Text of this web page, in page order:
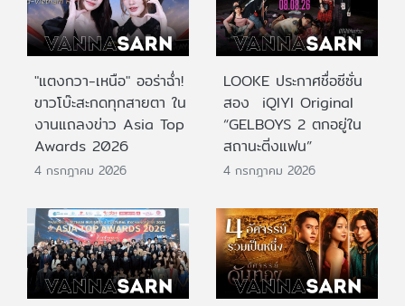
"แตงกวา-เหนือ" ออร่าฉ่ำ!
ขาวโบ๊ะสะกดทุกสายตา ใน
งานแถลงข่าว Asia Top
Awards 2026
4 กรกฎาคม 2026
LOOKE ประกาศชื่อซีซั่น
สอง iQIYI Original
“GELBOYS 2 ตกอยู่ใน
สถานะติ่งแฟน”
4 กรกฎาคม 2026